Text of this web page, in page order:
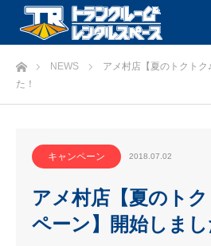
ホームNEWS
アメ村店【夏のトクト
た！
キャンペーン 2018.07.02
アメ村店【夏のト
ペーン】開始しまし